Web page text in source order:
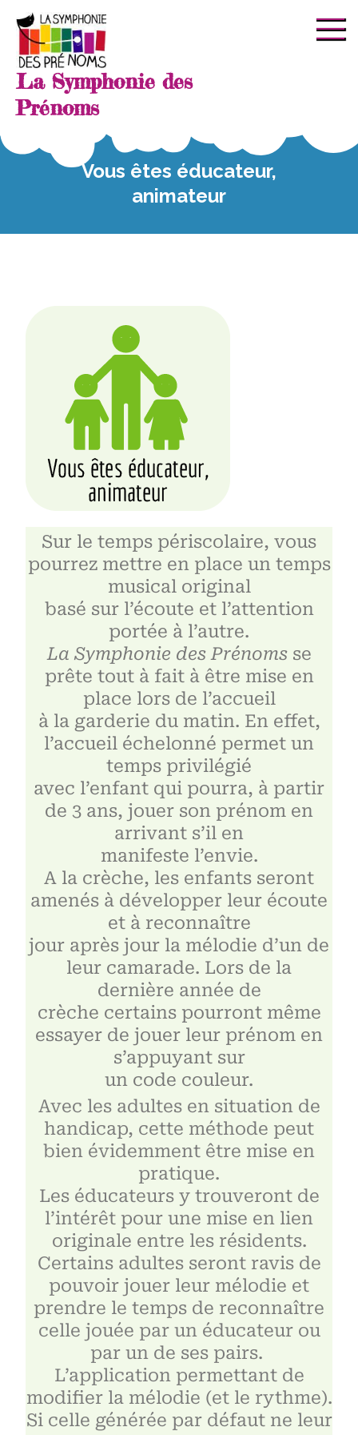
La Symphonie des
Prénoms
Vous êtes éducateur,
animateur
Sur le temps périscolaire, vous
pourrez mettre en place un temps
musical original
basé sur l’écoute et l’attention
portée à l’autre.
La Symphonie des Prénomsse
prête tout à fait à être mise en
place lors de l’accueil
à la garderie du matin. En effet,
l’accueil échelonné permet un
temps privilégié
avec l’enfant qui pourra, à partir
de 3 ans, jouer son prénom en
arrivant s’il en
manifeste l’envie.
A la crèche, les enfants seront
amenés à développer leur écoute
et à reconnaître
jour après jour la mélodie d’un de
leur camarade. Lors de la
dernière année de
crèche certains pourront même
essayer de jouer leur prénom en
s’appuyant sur
un code couleur.
Avec les adultes en situation de
handicap, cette méthode peut
bien évidemment être mise en
pratique.
Les éducateurs y trouveront de
l’intérêt pour une mise en lien
originale entre les résidents.
Certains adultes seront ravis de
pouvoir jouer leur mélodie et
prendre le temps de reconnaître
celle jouée par un éducateur ou
par un de ses pairs.
L’application permettant de
modifier la mélodie (et le rythme).
Si celle générée par défaut ne leur